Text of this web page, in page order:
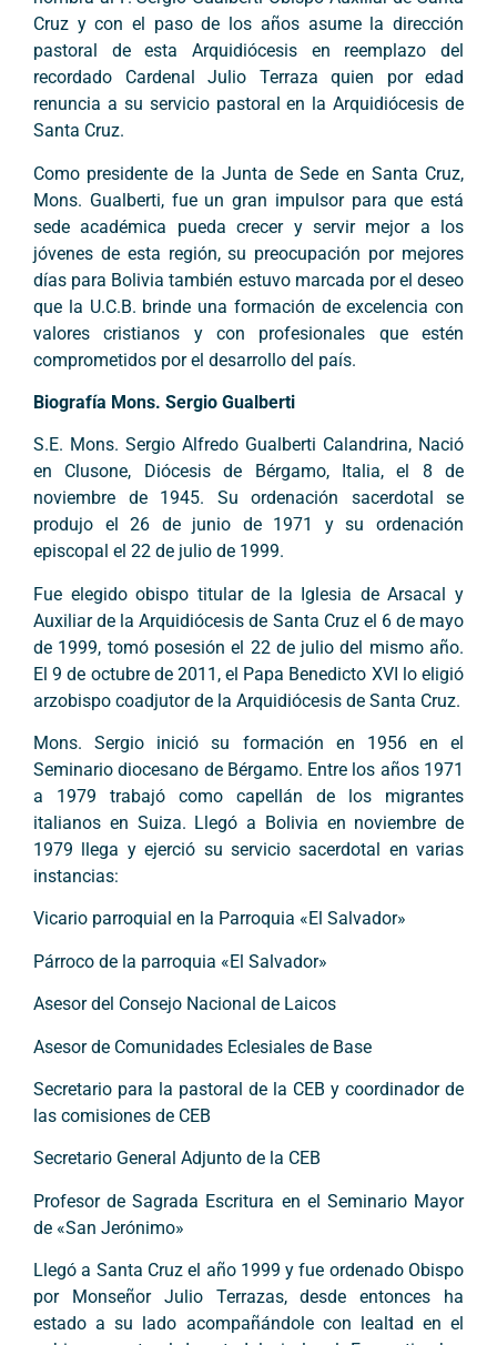
Cruz y con el paso de los años asume la dirección
pastoral de esta Arquidiócesis en reemplazo del
recordado Cardenal Julio Terraza quien por edad
renuncia a su servicio pastoral en la Arquidiócesis de
Santa Cruz.
Como presidente de la Junta de Sede en Santa Cruz,
Mons. Gualberti, fue un gran impulsor para que está
sede académica pueda crecer y servir mejor a los
jóvenes de esta región, su preocupación por mejores
días para Bolivia también estuvo marcada por el deseo
que la U.C.B. brinde una formación de excelencia con
valores cristianos y con profesionales que estén
comprometidos por el desarrollo del país.
Biografía Mons. Sergio Gualberti
S.E. Mons. Sergio Alfredo Gualberti Calandrina, Nació
en Clusone, Diócesis de Bérgamo, Italia, el 8 de
noviembre de 1945. Su ordenación sacerdotal se
produjo el 26 de junio de 1971 y su ordenación
episcopal el 22 de julio de 1999.
Fue elegido obispo titular de la Iglesia de Arsacal y
Auxiliar de la Arquidiócesis de Santa Cruz el 6 de mayo
de 1999, tomó posesión el 22 de julio del mismo año.
El 9 de octubre de 2011, el Papa Benedicto XVI lo eligió
arzobispo coadjutor de la Arquidiócesis de Santa Cruz.
Mons. Sergio inició su formación en 1956 en el
Seminario diocesano de Bérgamo. Entre los años 1971
a 1979 trabajó como capellán de los migrantes
italianos en Suiza. Llegó a Bolivia en noviembre de
1979 llega y ejerció su servicio sacerdotal en varias
instancias:
Vicario parroquial en la Parroquia «El Salvador»
Párroco de la parroquia «El Salvador»
Asesor del Consejo Nacional de Laicos
Asesor de Comunidades Eclesiales de Base
Secretario para la pastoral de la CEB y coordinador de
las comisiones de CEB
Secretario General Adjunto de la CEB
Profesor de Sagrada Escritura en el Seminario Mayor
de «San Jerónimo»
Llegó a Santa Cruz el año 1999 y fue ordenado Obispo
por Monseñor Julio Terrazas, desde entonces ha
estado a su lado acompañándole con lealtad en el